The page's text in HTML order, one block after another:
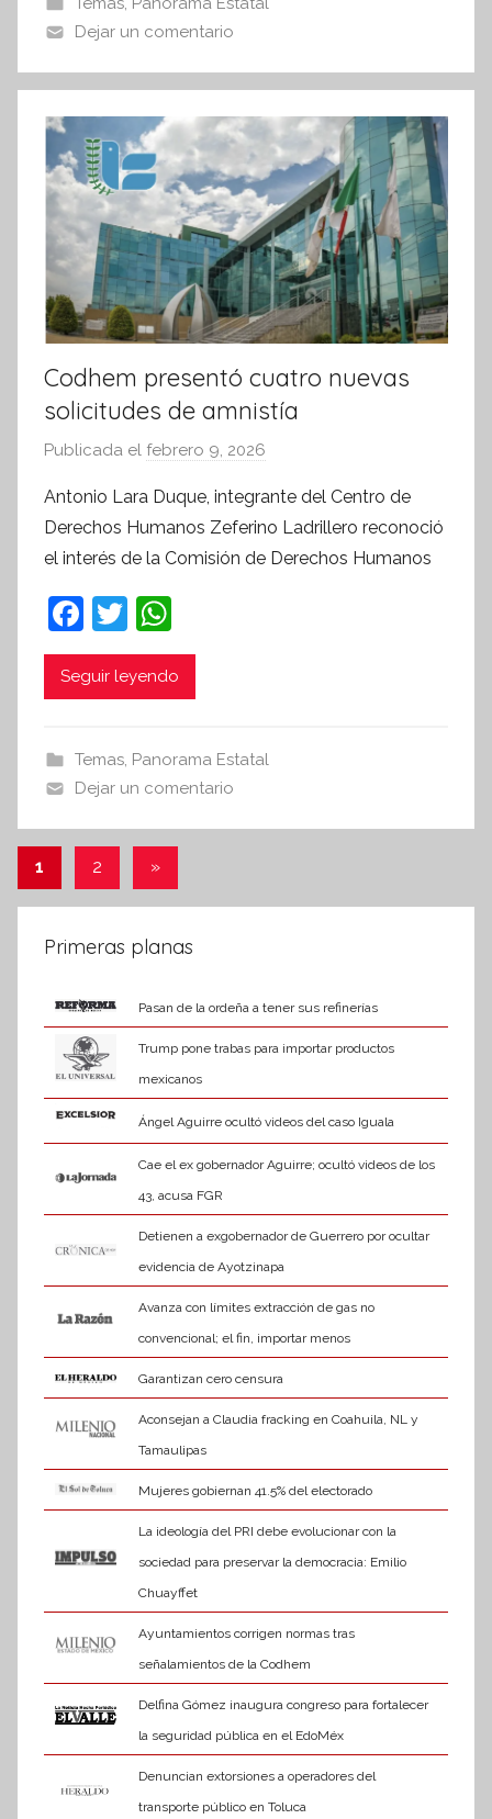
I
o
r
m
a
t
i
v
a
o
o
k
p
p
Dejar un comentario
Codhem presentó cuatro nuevas
solicitudes de amnistía
Publicada el febrero 9, 2026
r
S
I
m
a
Antonio Lara Duque, integrante del Centro de
Derechos Humanos Zeferino Ladrillero reconoció
el interés de la Comisión de Derechos Humanos
F
a
c
b
o
o
k
T
w
itt
h
at
A
p
p
Seguir leyendo
Temas, Panorama Estatal
Dejar un comentario
Paginación
de
entradas
1 2
Entradas
»
Primeras planas
Pasan de la ordeña a tener sus refinerías
Trump pone trabas para importar productos
mexicanos
Ángel Aguirre ocultó videos del caso Iguala
Cae el ex gobernador Aguirre; ocultó videos de los
43, acusa FGR
Detienen a exgobernador de Guerrero por ocultar
evidencia de Ayotzinapa
Avanza con límites extracción de gas no
convencional; el fin, importar menos
Garantizan cero censura
Aconsejan a Claudia fracking en Coahuila, NL y
Tamaulipas
Mujeres gobiernan 41.5% del electorado
La ideología del PRI debe evolucionar con la
sociedad para preservar la democracia: Emilio
Chuayffet
Ayuntamientos corrigen normas tras
señalamientos de la Codhem
Delfina Gómez inaugura congreso para fortalecer
la seguridad pública en el EdoMéx
Denuncian extorsiones a operadores del
transporte público en Toluca